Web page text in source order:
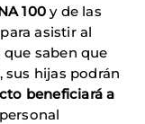
100y de las
asistir al
saben que
hijas podrán
beneficiará a